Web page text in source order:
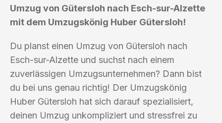
Umzug von Gütersloh nach Esch-sur-Alzette
mit dem Umzugskönig Huber Gütersloh!
Du planst einen Umzug von Gütersloh nach
Esch-sur-Alzette und suchst nach einem
zuverlässigen Umzugsunternehmen? Dann bist
du bei uns genau richtig! Der Umzugskönig
Huber Gütersloh hat sich darauf spezialisiert,
deinen Umzug unkompliziert und stressfrei zu